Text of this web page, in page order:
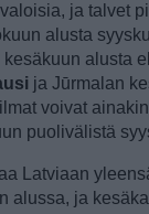
ja talvet
alusta
alusta
ja Jūrmalan
voivat
puolivälistä
Latviaan
alussa, ja